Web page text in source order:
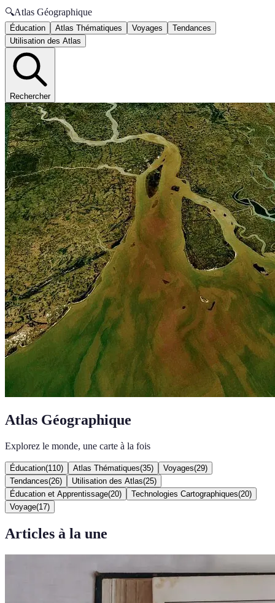
🔍Atlas Géographique
Éducation Atlas Thématiques Voyages
Tendances
Utilisation des Atlas
Rechercher
Atlas Géographique
Explorez le monde, une carte à la fois
Éducation(110) Atlas Thématiques(35) Voyages(29)
Tendances(26) Utilisation des Atlas(25)
Éducation et Apprentissage(20) Technologies Cartographiques(20)
Voyage(17)
Articles à la une